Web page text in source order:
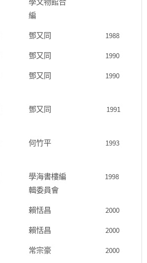
編
鄧又同 1988
鄧又同 1990
鄧又同 1990
鄧又同 1991
何竹平 1993
學海書樓編
輯委員會
1998
賴恬昌 2000
賴恬昌 2000
常宗豪 2000